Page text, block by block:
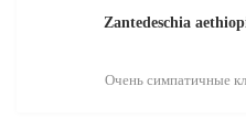
Zantedeschia
Очень симпатичные